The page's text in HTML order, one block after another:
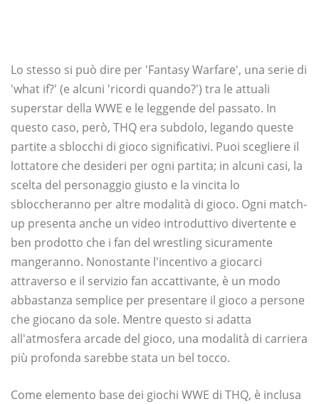
Lo stesso si può dire per 'Fantasy Warfare', una serie di
'what if?' (e alcuni 'ricordi quando?') tra le attuali
superstar della WWE e le leggende del passato. In
questo caso, però, THQ era subdolo, legando queste
partite a sblocchi di gioco significativi. Puoi scegliere il
lottatore che desideri per ogni partita; in alcuni casi, la
scelta del personaggio giusto e la vincita lo
sbloccheranno per altre modalità di gioco. Ogni match-
up presenta anche un video introduttivo divertente e
ben prodotto che i fan del wrestling sicuramente
mangeranno. Nonostante l'incentivo a giocarci
attraverso e il servizio fan accattivante, è un modo
abbastanza semplice per presentare il gioco a persone
che giocano da sole. Mentre questo si adatta
all'atmosfera arcade del gioco, una modalità di carriera
più profonda sarebbe stata un bel tocco.
Come elemento base dei giochi WWE di THQ, è inclusa